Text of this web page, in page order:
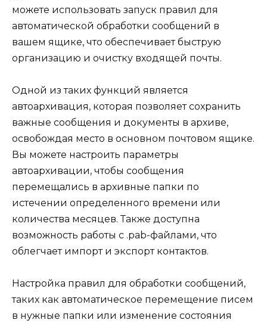
можете использовать запуск правил для
автоматической обработки сообщений в
вашем ящике, что обеспечивает быструю
организацию и очистку входящей почты.
Одной из таких функций является
автоархивация, которая позволяет сохранить
важные сообщения и документы в архиве,
освобождая место в основном почтовом ящике.
Вы можете настроить параметры
автоархивации, чтобы сообщения
перемещались в архивные папки по
истечении определенного времени или
количества месяцев. Также доступна
возможность работы с .pab-файлами, что
облегчает импорт и экспорт контактов.
Настройка правил для обработки сообщений,
таких как автоматическое перемещение писем
в нужные папки или изменение состояния